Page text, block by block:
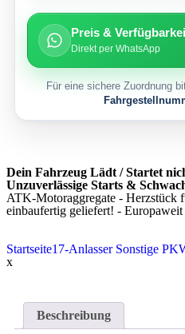
Preis &
Direkt per WhatsApp
Für eine sichere Zuordnung
Dein Fahrzeug Lädt / Startet
Unzuverlässige Starts &
ATK-Motoraggregate - Herzstück
einbaufertig geliefert! - Europaweit
Startseite17-Anlasser Sonstige
x
Beschreibung